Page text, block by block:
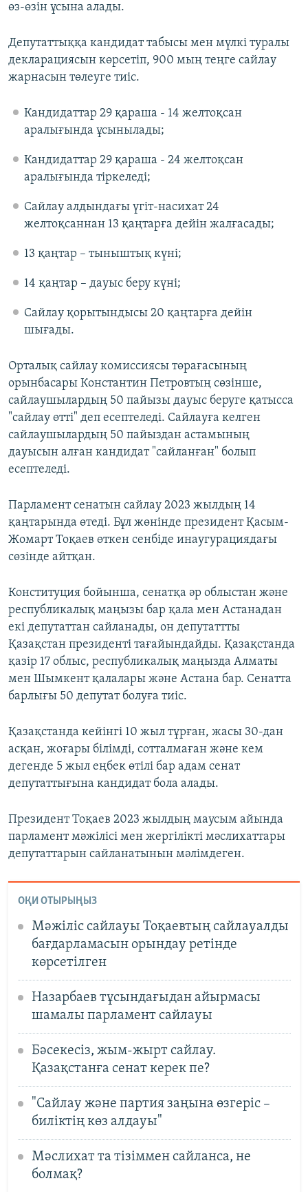
өз-өзін ұсына алады.
Депутаттыққа кандидат табысы мен мүлкі туралы
декларациясын көрсетіп, 900 мың теңге сайлау
жарнасын төлеуге тиіс.
Кандидаттар 29 қараша - 14 желтоқсан
аралығында ұсынылады;
Кандидаттар 29 қараша - 24 желтоқсан
аралығында тіркеледі;
Сайлау алдындағы үгіт-насихат 24
желтоқсаннан 13 қаңтарға дейін жалғасады;
13 қаңтар – тыныштық күні;
14 қаңтар – дауыс беру күні;
Сайлау қорытындысы 20 қаңтарға дейін
шығады.
Орталық сайлау комиссиясы төрағасының
орынбасары Константин Петровтың сөзінше,
сайлаушылардың 50 пайызы дауыс беруге қатысса
"сайлау өтті" деп есептеледі. Сайлауға келген
сайлаушылардың 50 пайыздан астамының
дауысын алған кандидат "сайланған" болып
есептеледі.
Парламент сенатын сайлау 2023 жылдың 14
қаңтарында өтеді. Бұл жөнінде президент Қасым-
Жомарт Тоқаев өткен сенбіде инаугурациядағы
сөзінде айтқан.
Конституция бойынша, сенатқа әр облыстан және
республикалық маңызы бар қала мен Астанадан
екі депутаттан сайланады, он депутаттты
Қазақстан президенті тағайындайды. Қазақстанда
қазір 17 облыс, республикалық маңызда Алматы
мен Шымкент қалалары және Астана бар. Сенатта
барлығы 50 депутат болуға тиіс.
Қазақстанда кейінгі 10 жыл тұрған, жасы 30-дан
асқан, жоғары білімді, сотталмаған және кем
дегенде 5 жыл еңбек өтілі бар адам сенат
депутаттығына кандидат бола алады.
Президент Тоқаев 2023 жылдың маусым айында
парламент мәжілісі мен жергілікті мәслихаттары
депутаттарын сайланатынын мәлімдеген.
ОҚИ ОТЫРЫҢЫЗ
Мәжіліс сайлауы Тоқаевтың сайлауалды
бағдарламасын орындау ретінде
көрсетілген
Назарбаев тұсындағыдан айырмасы
шамалы парламент сайлауы
Бәсекесіз, жым-жырт сайлау.
Қазақстанға сенат керек пе?
"Сайлау және партия заңына өзгеріс –
биліктің көз алдауы"
Мәслихат та тізіммен сайланса, не
болмақ?